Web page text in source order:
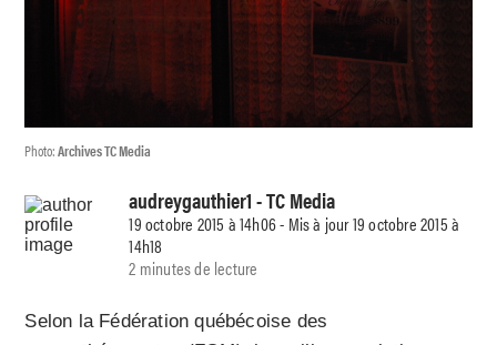
Photo:Archives TC Media
audreygauthier1- TC Media
19 octobre 2015 à 14h06 - Mis à jour 19 octobre 2015 à
14h18
2 minutes de lecture
Selon la Fédération québécoise des